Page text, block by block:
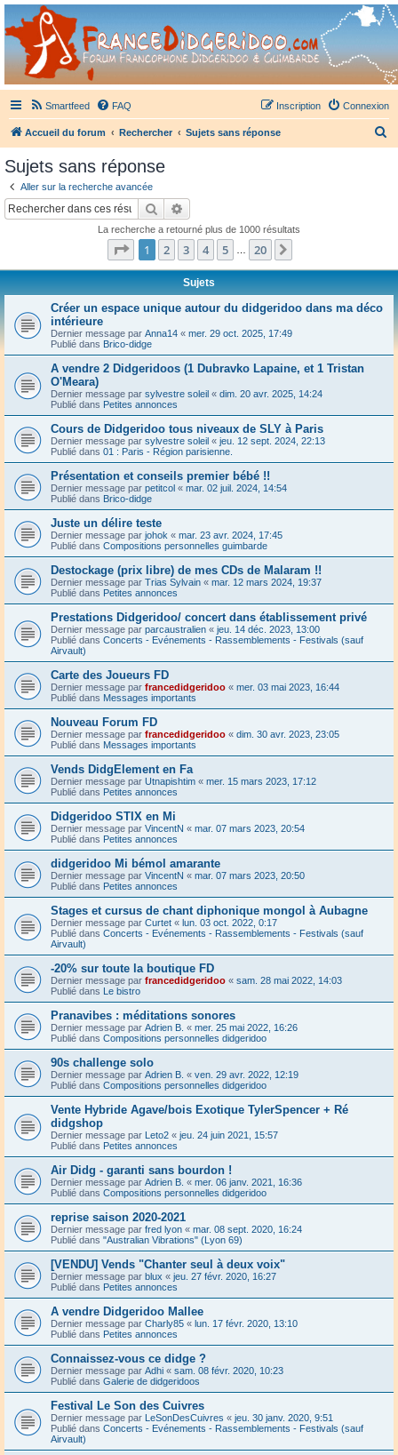
France Didgeridoo
Didgeridoo et Guimbarde sur France Didgeridoo - retrouvez la communauté.
Smartfeed FAQ Connexion
Inscription
Accueil du forum Rechercher Sujets sans réponse
Sujets sans réponse
Aller sur la recherche avancée
Rechercher
La recherche a retourné plus de 1000 résultats
Page 1sur20
1 2 3 4 5 20
Sujets
Créer un espace unique autour du didgeridoo dans ma déco
intérieure
Dernier message par Anna14 « mer. 29 oct. 2025, 17:49
Publié dans Brico-didge
A vendre 2 Didgeridoos (1 Dubravko Lapaine, et 1 Tristan
O'Meara)
Dernier message par sylvestre soleil « dim. 20 avr. 2025, 14:24
Publié dans Petites annonces
Cours de Didgeridoo tous niveaux de SLY à Paris
Dernier message par sylvestre soleil « jeu. 12 sept. 2024, 22:13
Publié dans 01 : Paris - Région parisienne.
Présentation et conseils premier bébé !!
Dernier message par petitcol « mar. 02 juil. 2024, 14:54
Publié dans Brico-didge
Juste un délire teste
Dernier message par johok « mar. 23 avr. 2024, 17:45
Publié dans Compositions personnelles guimbarde
Destockage (prix libre) de mes CDs de Malaram !!
Dernier message par Trias Sylvain « mar. 12 mars 2024, 19:37
Publié dans Petites annonces
Prestations Didgeridoo/ concert dans établissement privé
Dernier message par parcaustralien « jeu. 14 déc. 2023, 13:00
Publié dans Concerts - Evénements - Rassemblements - Festivals (sauf
Airvault)
Carte des Joueurs FD
Dernier message par francedidgeridoo « mer. 03 mai 2023, 16:44
Publié dans Messages importants
Nouveau Forum FD
Dernier message par francedidgeridoo « dim. 30 avr. 2023, 23:05
Publié dans Messages importants
Vends DidgElement en Fa
Dernier message par Utnapishtim « mer. 15 mars 2023, 17:12
Publié dans Petites annonces
Didgeridoo STIX en Mi
Dernier message par VincentN « mar. 07 mars 2023, 20:54
Publié dans Petites annonces
didgeridoo Mi bémol amarante
Dernier message par VincentN « mar. 07 mars 2023, 20:50
Publié dans Petites annonces
Stages et cursus de chant diphonique mongol à Aubagne
Dernier message par Curtet « lun. 03 oct. 2022, 0:17
Publié dans Concerts - Evénements - Rassemblements - Festivals (sauf
Airvault)
-20% sur toute la boutique FD
Dernier message par francedidgeridoo « sam. 28 mai 2022, 14:03
Publié dans Le bistro
Pranavibes : méditations sonores
Dernier message par Adrien B. « mer. 25 mai 2022, 16:26
Publié dans Compositions personnelles didgeridoo
90s challenge solo
Dernier message par Adrien B. « ven. 29 avr. 2022, 12:19
Publié dans Compositions personnelles didgeridoo
Vente Hybride Agave/bois Exotique TylerSpencer + Ré
didgshop
Dernier message par Leto2 « jeu. 24 juin 2021, 15:57
Publié dans Petites annonces
Air Didg - garanti sans bourdon !
Dernier message par Adrien B. « mer. 06 janv. 2021, 16:36
Publié dans Compositions personnelles didgeridoo
reprise saison 2020-2021
Dernier message par fred lyon « mar. 08 sept. 2020, 16:24
Publié dans "Australian Vibrations" (Lyon 69)
[VENDU] Vends "Chanter seul à deux voix"
Dernier message par blux « jeu. 27 févr. 2020, 16:27
Publié dans Petites annonces
A vendre Didgeridoo Mallee
Dernier message par Charly85 « lun. 17 févr. 2020, 13:10
Publié dans Petites annonces
Connaissez-vous ce didge ?
Dernier message par Adhi « sam. 08 févr. 2020, 10:23
Publié dans Galerie de didgeridoos
Festival Le Son des Cuivres
Dernier message par LeSonDesCuivres « jeu. 30 janv. 2020, 9:51
Publié dans Concerts - Evénements - Rassemblements - Festivals (sauf
Airvault)